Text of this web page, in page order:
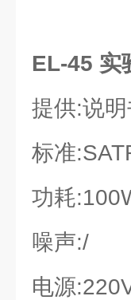
EL-45 实
提供:说明
标准
功耗
噪声:/
电源